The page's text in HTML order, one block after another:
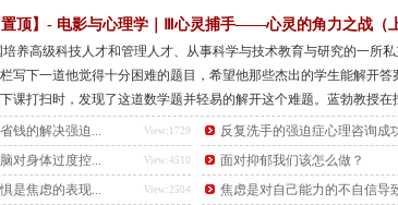
置顶】- 电影与心理学｜Ⅲ心灵捕手——心灵的角力之战（上
养高级科技人才和管理人才、从事科学与技术教育与研究的一所
写下一道他觉得十分困难的题目，希望他那些杰出的学生能解开
课打扫时，发现了这道数学题并轻易的解开这个难题。蓝勃教授在
目，要找出这个数学天才。View:1729
钱的解决强迫... 反复洗手的强迫症心理咨询成
View:4510
对身体过度控... 面对抑郁我们该怎么做？
View:2504
是焦虑的表现... 焦虑是对自己能力的不自信导